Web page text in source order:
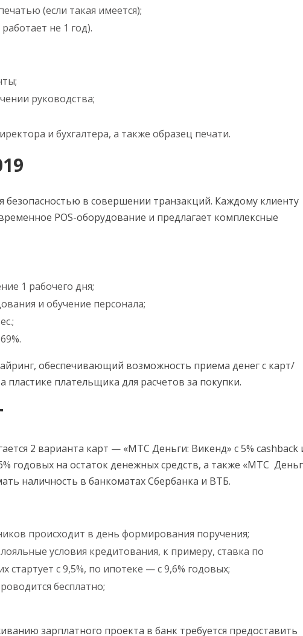
(если такая имеется);
не 1 год).
руководства;
и бухгалтера, а также образец печати.
безопасностью в совершении транзакций. Каждому клиенту
POS-оборудование и предлагает комплексные
1 рабочего дня;
и обучение персонала;
обеспечивающий возможность приема денег с карт/
пластике плательщика для расчетов за покупки.
2 варианта карт — «МТС Деньги: Викенд» с 5% cashback
годовых на остаток денежных средств, а также «МТС
наличность в банкоматах Сбербанка и ВТБ.
происходит в день формирования поручения;
условия кредитования, к примеру, ставка по
стартует с 9,5%, по ипотеке — с 9,6% годовых;
бесплатно;
зарплатного проекта в банк требуется предоставить